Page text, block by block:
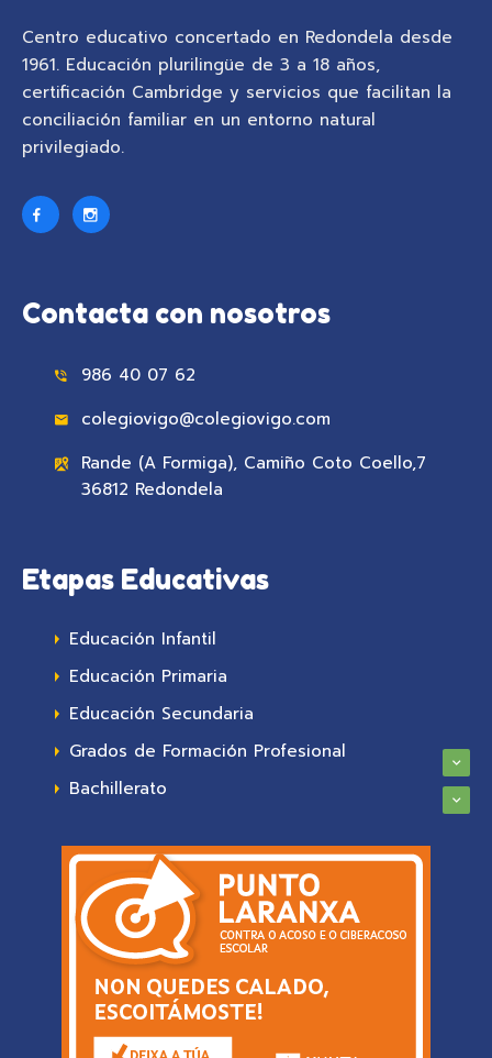
Centro educativo concertado en Redondela desde
1961. Educación plurilingüe de 3 a 18 años,
certificación Cambridge y servicios que facilitan la
conciliación familiar en un entorno natural
privilegiado.
Contacta con nosotros
986 40 07 62
colegiovigo@colegiovigo.com
Rande (A Formiga), Camiño Coto Coello,7
36812 Redondela
Etapas Educativas
Educación Infantil
Educación Primaria
Educación Secundaria
Grados de Formación Profesional
Bachillerato